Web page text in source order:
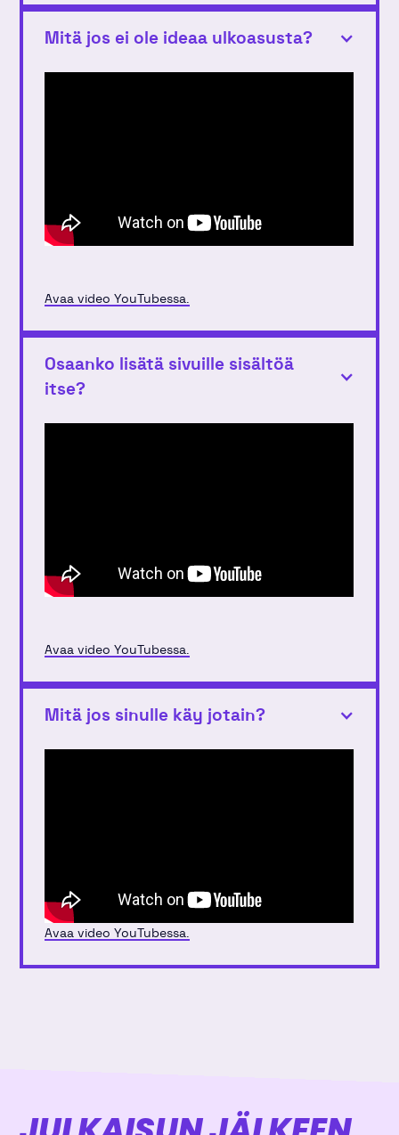
Mitä jos ei ole ideaa ulkoasusta?
Avaa video YouTubessa.
Osaanko lisätä sivuille sisältöä
itse?
Avaa video YouTubessa.
Mitä jos sinulle käy jotain?
Avaa video YouTubessa.